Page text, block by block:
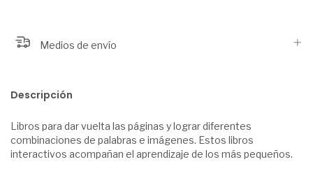
Medios de envío
Descripción
Libros para dar vuelta las páginas y lograr diferentes
combinaciones de palabras e imágenes. Estos libros
interactivos acompañan el aprendizaje de los más pequeños.